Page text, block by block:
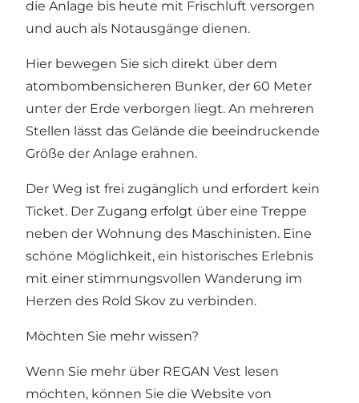
die Anlage bis heute mit Frischluft versorgen
und auch als Notausgänge dienen.
Hier bewegen Sie sich direkt über dem
atombombensicheren Bunker, der 60 Meter
unter der Erde verborgen liegt. An mehreren
Stellen lässt das Gelände die beeindruckende
Größe der Anlage erahnen.
Der Weg ist frei zugänglich und erfordert kein
Ticket. Der Zugang erfolgt über eine Treppe
neben der Wohnung des Maschinisten. Eine
schöne Möglichkeit, ein historisches Erlebnis
mit einer stimmungsvollen Wanderung im
Herzen des Rold Skov zu verbinden.
Möchten Sie mehr wissen?
Wenn Sie mehr über REGAN Vest lesen
möchten, können Sie die Website von